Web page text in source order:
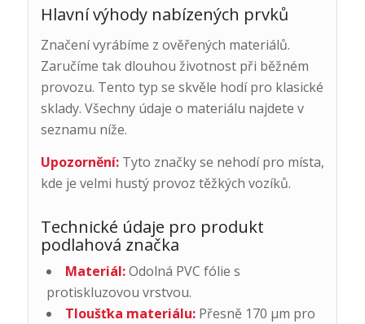
Hlavní výhody nabízených prvků
Značení vyrábíme z ověřených materiálů.
Zaručíme tak dlouhou životnost při běžném
provozu. Tento typ se skvěle hodí pro klasické
sklady. Všechny údaje o materiálu najdete v
seznamu níže.
Upozornění:Tyto značky se nehodí pro místa,
kde je velmi hustý provoz těžkých vozíků.
Technické údaje pro produkt
podlahová značka
Materiál:Odolná PVC fólie s
protiskluzovou vrstvou.
Tloušťka materiálu:Přesně 170 μm pro